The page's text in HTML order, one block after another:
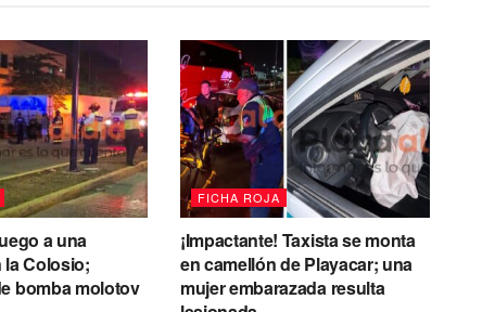
a una
Colosio;
bomba molotov
FICHA ROJA
¡Impactante! Taxista se monta
en camellón de Playacar; una
mujer embarazada resulta